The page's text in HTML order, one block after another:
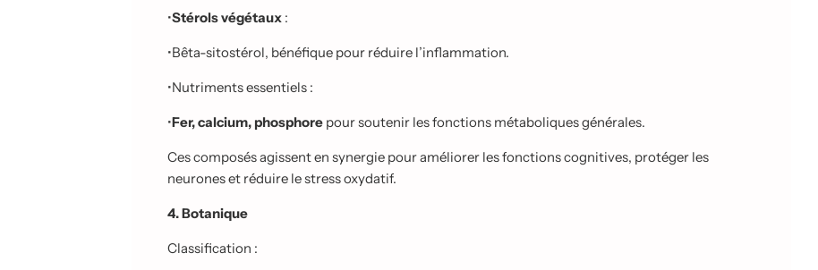
•Stérols végétaux :
•Bêta-sitostérol, bénéfique pour réduire l’inflammation.
•Nutriments essentiels :
•Fer, calcium, phosphore pour soutenir les fonctions métaboliques générales.
Ces composés agissent en synergie pour améliorer les fonctions cognitives, protéger les
neurones et réduire le stress oxydatif.
4. Botanique
Classification :